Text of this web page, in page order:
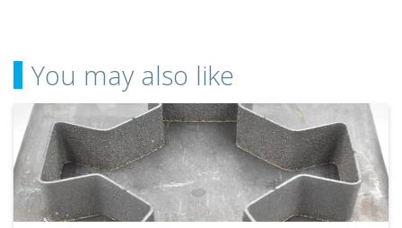
You may also like